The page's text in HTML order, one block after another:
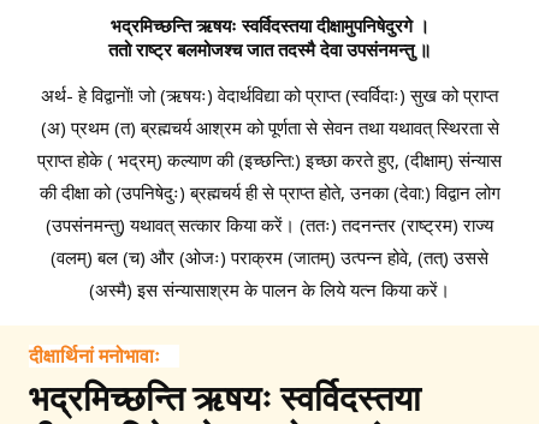
भद्रमिच्छन्ति ऋषयः स्वर्विदस्तया दीक्षामुपनिषेदुरगे ।
ततो राष्ट्र बलमोजश्च जात तदस्मै देवा उपसंनमन्तु ॥
अर्थ- हे विद्वानों! जो (ऋषयः) वेदार्थविद्या को प्राप्त (स्वर्विदाः) सुख को प्राप्त
(अ) प्रथम (त) ब्रह्मचर्य आश्रम को पूर्णता से सेवन तथा यथावत् स्थिरता से
प्राप्त होके ( भद्रम्) कल्याण की (इच्छन्ति:) इच्छा करते हुए, (दीक्षाम्) संन्यास
की दीक्षा को (उपनिषेदुः) ब्रह्मचर्य ही से प्राप्त होते, उनका (देवा:) विद्वान लोग
(उपसंनमन्तु) यथावत् सत्कार किया करें। (ततः) तदनन्तर (राष्ट्रम) राज्य
(वलम्) बल (च) और (ओजः) पराक्रम (जातम्) उत्पन्न होवे, (तत्) उससे
(अस्मै) इस संन्यासाश्रम के पालन के लिये यत्न किया करें।
दीक्षार्थिनां मनोभावाः
भद्रमिच्छन्ति ऋषयः स्वर्विदस्तया